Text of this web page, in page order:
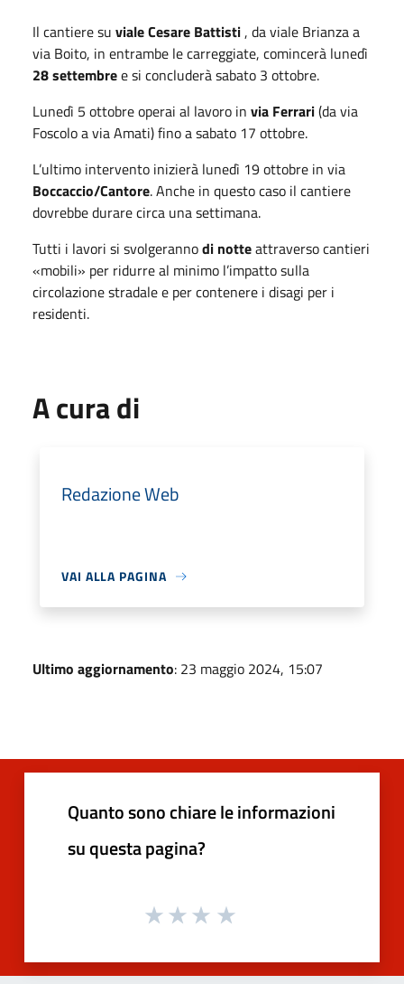
Il cantiere su viale Cesare Battisti, da viale Brianza a
via Boito, in entrambe le carreggiate, comincerà lunedì
28 settembree si concluderà sabato 3 ottobre.
Lunedì 5 ottobre operai al lavoro in via Ferrari(da via
Foscolo a via Amati) fino a sabato 17 ottobre.
L’ultimo intervento inizierà lunedì 19 ottobre in via
Boccaccio/Cantore. Anche in questo caso il cantiere
dovrebbe durare circa una settimana.
Tutti i lavori si svolgerannodi notteattraverso cantieri
«mobili» per ridurre al minimo l’impatto sulla
circolazione stradale e per contenere i disagi per i
residenti.
A cura di
Redazione Web
VAI ALLA PAGINA
Ultimo aggiornamento: 23 maggio 2024, 15:07
Quanto sono chiare le informazioni
su questa pagina?